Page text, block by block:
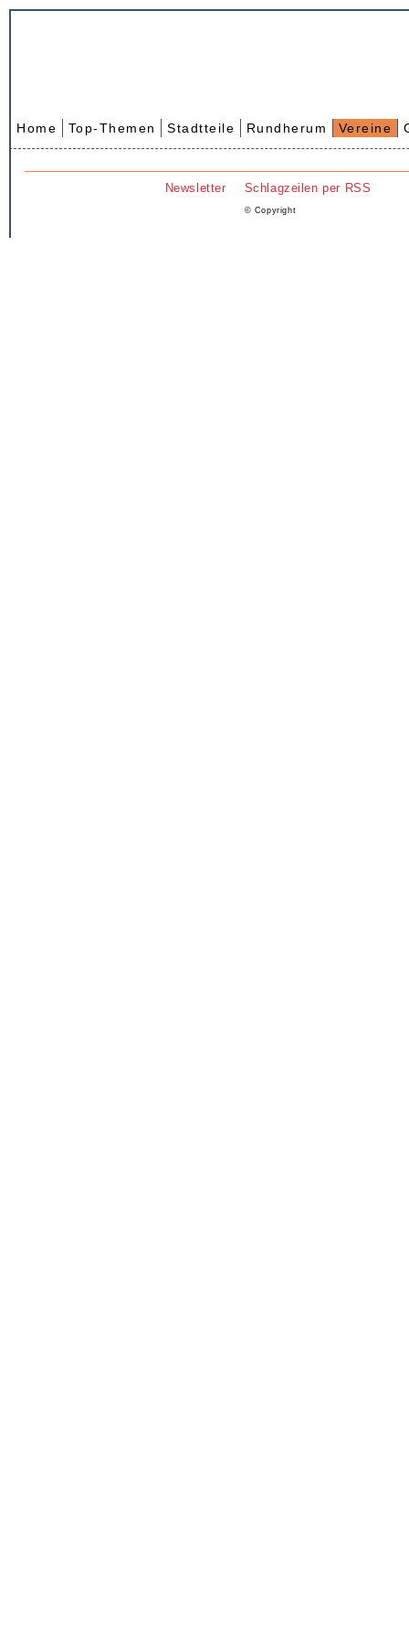
Home Top-Themen Stadtteile Rundherum Vereine
Newsletter Schlagzeilen per RSS
© Copyright